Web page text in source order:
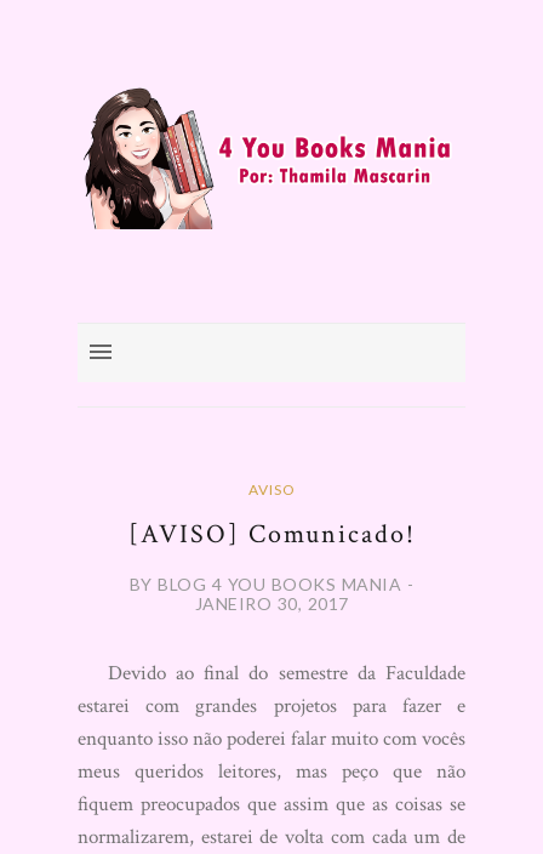
AVISO
[AVISO] Comunicado!
BY BLOG 4 YOU BOOKS MANIA -
JANEIRO 30, 2017
Devido ao final do semestre da Faculdade
estarei com grandes projetos para fazer e
enquanto isso não poderei falar muito com vocês
meus queridos leitores, mas peço que não
fiquem preocupados que assim que as coisas se
normalizarem, estarei de volta com cada um de